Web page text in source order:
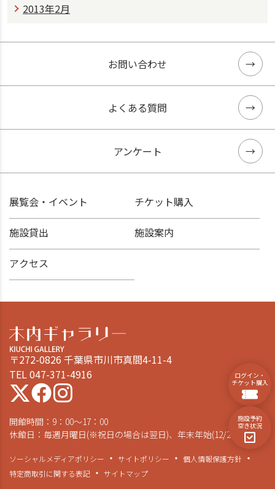
2013年2月
お問い合わせ
よくある質問
アンケート
展覧会・イベント チケット購入
施設貸出 施設案内
アクセス
ログイン・
チケット購入
施設予約
空き状況
〒272-0826 千葉県市川市真間4-11-4
TEL 047-371-4916
開館時間：9：00～17：00
休館日：毎週月曜日(※祝日の場合は翌日)、年末年始(12/28～1/4)
ソーシャルメディアポリシー サイトポリシー
個人情報保護方針
特定商取引に関する表記
サイトマップ